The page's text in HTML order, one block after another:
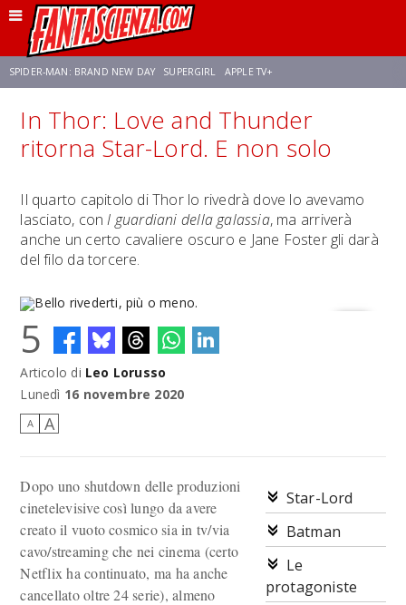
SPIDER-MAN: BRAND NEW DAY SUPERGIRL APPLE TV+
FRANCO RICCIARDIELLO ZENDAYA STAR TREK AVENGERS: DOOMSDAY
In Thor: Love and Thunder
ritorna Star-Lord. E non solo
Il quarto capitolo di Thor lo rivedrà dove lo avevamo
lasciato, conI guardiani della galassia, ma arriverà
anche un certo cavaliere oscuro e Jane Foster gli darà
del filo da torcere.
Bello rivederti, più o meno.
5
Articolo di Leo Lorusso
Lunedì 16 novembre 2020
A A
Star-Lord
Batman
Le
protagoniste
Dopo uno shutdown delle produzioni
cinetelevisive così lungo da avere
creato il vuoto cosmico sia in tv/via
cavo/streaming che nei cinema (certo
Netflix ha continuato, ma ha anche
cancellato oltre 24 serie), almeno